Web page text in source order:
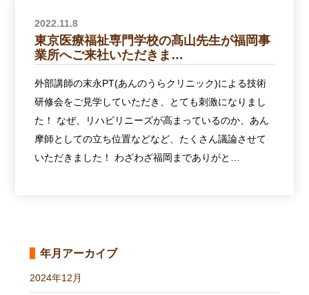
2022.11.8
東京医療福祉専門学校の髙山先生が福岡事
業所へご来社いただきま…
外部講師の末永PT(あんのうらクリニック)による技術
研修会をご見学していただき、とても刺激になりまし
た！ なぜ、リハビリニーズが高まっているのか、あん
摩師としての立ち位置などなど、たくさん議論させて
いただきました！ わざわざ福岡までありがと…
年月アーカイブ
2024年12月